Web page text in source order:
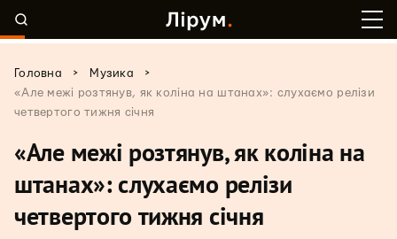
Головна > Музика
>
«Але межі розтянув, як коліна на штанах»: слухаємо релізи
четвертого тижня січня
«Але межі розтянув, як коліна на
штанах»: слухаємо релізи
четвертого тижня січня